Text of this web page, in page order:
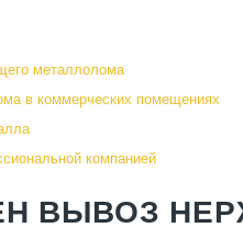
металлолома
в коммерческих помещениях
компанией
ВЫВОЗ